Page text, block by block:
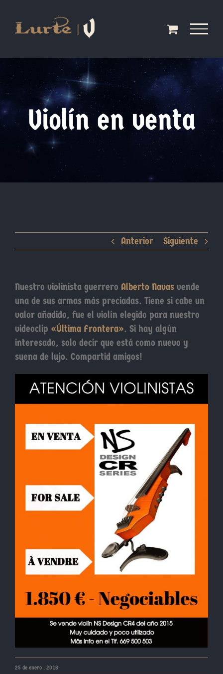
contenido
Violín en venta
Anterior Siguiente
Nuestro violinista guerrero Alberto Navas vende
una de sus armas más preciadas. Tiene si cabe un
valor añadido, fue el violín elegido para nuestro
videoclip «Última Frontera». Si hay algún
interesado, solo decir que está como nuevo y
suena de lujo. Compartid amigos!
25 de enero , 2018